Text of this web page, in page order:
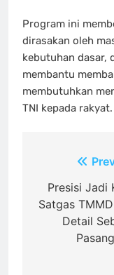
Program ini
dirasakan oleh
kebutuhan dasar,
membantu
membutuhkan
TNI kepada rakyat.
Navigasi
pos
Presisi Jadi
Satgas
Detail